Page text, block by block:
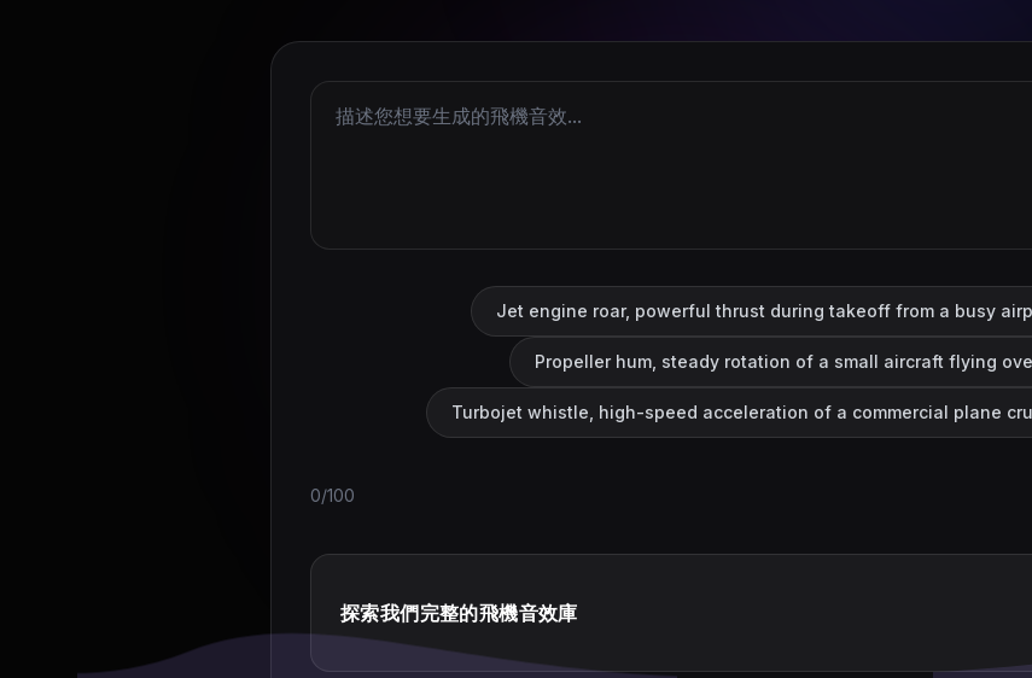
Jet engine roar, powerful thrust during takeoff from a busy
Propeller hum, steady rotation of a small aircraft flying
Turbojet whistle, high-speed acceleration of a commercial plane
0/100
探索我們完整的飛機音效庫